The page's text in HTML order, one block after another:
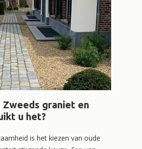
Zweeds graniet en
u het?
is het kiezen van oude